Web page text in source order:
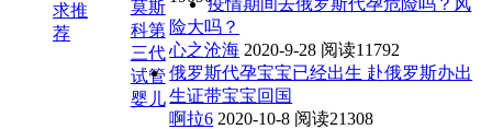
求推
荐
莫斯
科第
三代
试管
婴儿
险大吗？
心之沧海 2020-9-28 阅读11792
俄罗斯代孕宝宝已经出生 赴俄罗斯办出
生证带宝宝回国
啊拉6 2020-10-8 阅读21308